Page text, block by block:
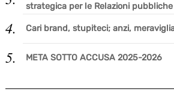
strategica per le Relazioni
Cari brand, stupiteci; anzi,
META SOTTO ACCUSA 2025-2026